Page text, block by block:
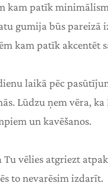
kam patīk
gumija būs pareizā
kam patīk akcentēt
laikā pēc
Lūdzu ņem vēra,
un kavēšanos.
Tu vēlies atgriezt
to nevarēsim izdarīt.